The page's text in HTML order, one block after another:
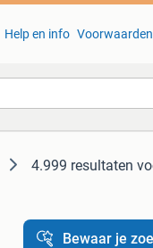
Help en info Voorwaarden
4.999 resultaten
Bewaar je